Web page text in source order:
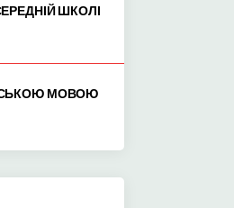
ШКОЛІ
МОВОЮ